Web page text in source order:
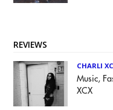
REVIEWS
CHARLI
Music,
XCX